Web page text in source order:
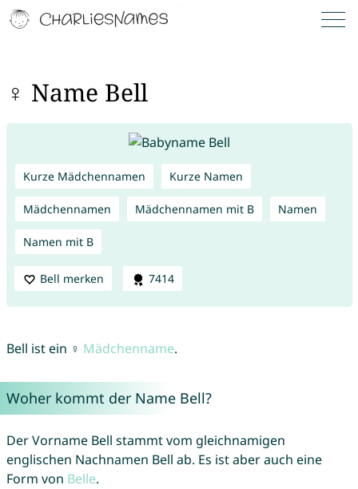
♀ Name Bell
Kurze Mädchennamen Kurze Namen
Mädchennamen Mädchennamen mit B Namen
Namen mit B
Bell merken 7414
Bell ist ein ♀ Mädchenname.
Woher kommt der Name Bell?
Der Vorname Bell stammt vom gleichnamigen
englischen Nachnamen Bell ab. Es ist aber auch eine
Form von Belle.